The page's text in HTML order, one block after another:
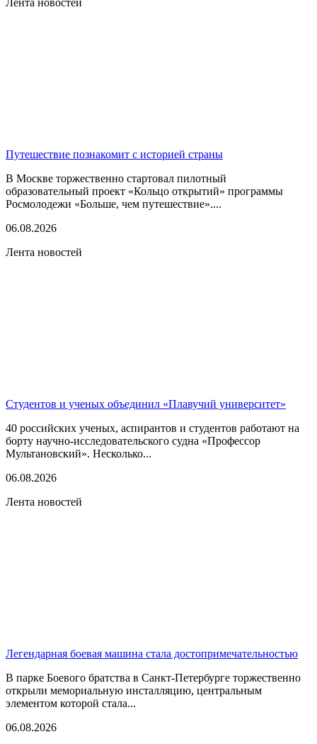
Путешествие познакомит с историей страны
В Москве торжественно стартовал пилотный
образовательный проект «Кольцо открытий» программы
Росмолодежи «Больше, чем путешествие»....
06.08.2026
Лента новостей
Студентов и ученых объединил «Плавучий университет»
40 российских ученых, аспирантов и студентов работают на
борту научно-исследовательского судна «Профессор
Мультановский». Несколько...
06.08.2026
Лента новостей
Легендарная боевая машина стала достопримечательностью
В парке Боевого братства в Санкт-Петербурге торжественно
открыли мемориальную инсталляцию, центральным
элементом которой стала...
06.08.2026